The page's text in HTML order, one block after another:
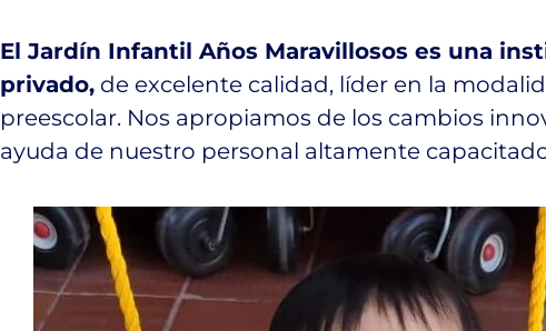
El Jardín Infantil Años Maravillosos es una
privado, de excelente calidad, líder en la
preescolar. Nos apropiamos de los cambios
ayuda de nuestro personal altamente